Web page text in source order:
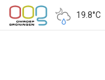
19.8°C